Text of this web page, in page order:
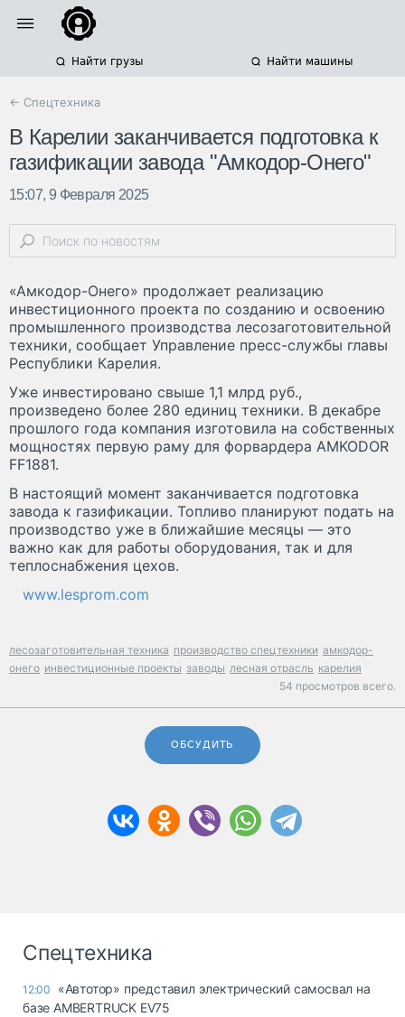
Найти грузы Найти машины
← Спецтехника
В Карелии заканчивается подготовка к
газификации завода "Амкодор-Онего"
15:07, 9 Февраля 2025
«Амкодор-Онего» продолжает реализацию
инвестиционного проекта по созданию и освоению
промышленного производства лесозаготовительной
техники, сообщает Управление пресс-службы главы
Республики Карелия.
Уже инвестировано свыше 1,1 млрд руб.,
произведено более 280 единиц техники. В декабре
прошлого года компания изготовила на собственных
мощностях первую раму для форвардера AMKODOR
FF1881.
В настоящий момент заканчивается подготовка
завода к газификации. Топливо планируют подать на
производство уже в ближайшие месяцы — это
важно как для работы оборудования, так и для
теплоснабжения цехов.
www.lesprom.com
лесозаготовительная техника производство спецтехники амкодор-
онего инвестиционные проекты заводы лесная отрасль карелия
54 просмотров всего.
ОБСУДИТЬ
Спецтехника
12:00
«Автотор» представил электрический самосвал на
базе AMBERTRUCK EV75